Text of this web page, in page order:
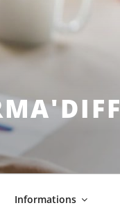
Informations